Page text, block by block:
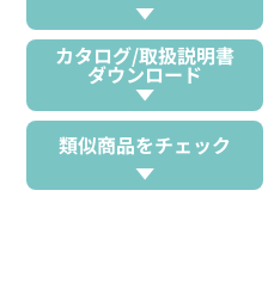
カタログ/取扱説明書
ダウンロード
類似商品をチェック